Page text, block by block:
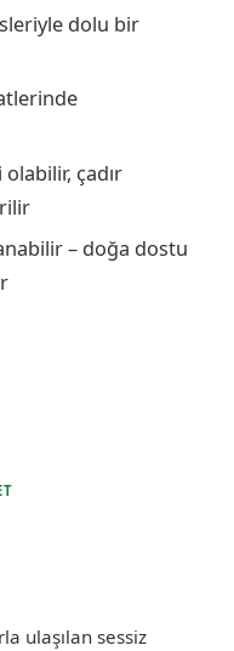
dolu bir
çadır
– doğa dostu
ulaşılan sessiz